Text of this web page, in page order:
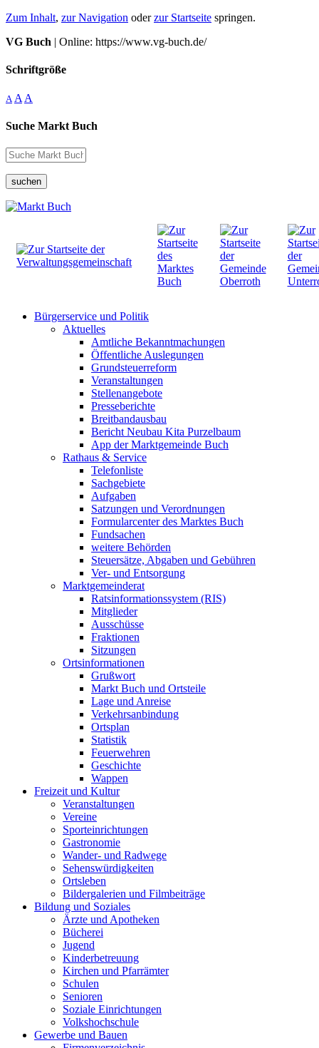
Zum Inhalt, zur Navigation oderzur Startseite springen.
VG Buch | Online: https://www.vg-buch.de/
Schriftgröße
A A A
Suche Markt Buch
suchen
Bürgerservice und Politik
Aktuelles
Amtliche Bekanntmachungen
Öffentliche Auslegungen
Grundsteuerreform
Veranstaltungen
Stellenangebote
Presseberichte
Breitbandausbau
Bericht Neubau Kita Purzelbaum
App der Marktgemeinde Buch
Rathaus & Service
Telefonliste
Sachgebiete
Aufgaben
Satzungen und Verordnungen
Formularcenter des Marktes Buch
Fundsachen
weitere Behörden
Steuersätze, Abgaben und Gebühren
Ver- und Entsorgung
Marktgemeinderat
Ratsinformationssystem (RIS)
Mitglieder
Ausschüsse
Fraktionen
Sitzungen
Ortsinformationen
Grußwort
Markt Buch und Ortsteile
Lage und Anreise
Verkehrsanbindung
Ortsplan
Statistik
Feuerwehren
Geschichte
Wappen
Freizeit und Kultur
Veranstaltungen
Vereine
Sporteinrichtungen
Gastronomie
Wander- und Radwege
Sehenswürdigkeiten
Ortsleben
Bildergalerien und Filmbeiträge
Bildung und Soziales
Ärzte und Apotheken
Bücherei
Jugend
Kinderbetreuung
Kirchen und Pfarrämter
Schulen
Senioren
Soziale Einrichtungen
Volkshochschule
Gewerbe und Bauen